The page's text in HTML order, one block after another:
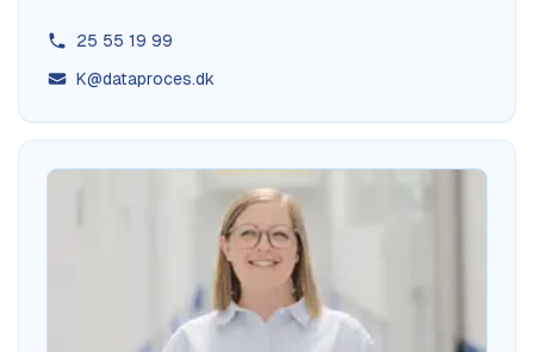
25 55 19 99
K@dataproces.dk